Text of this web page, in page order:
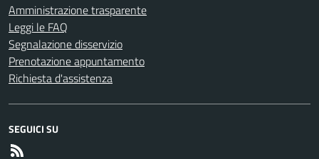
Amministrazione trasparente
Leggi le FAQ
Segnalazione disservizio
Prenotazione appuntamento
Richiesta d'assistenza
SEGUICI SU